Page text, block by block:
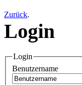
Zurück.
Login
Login
Benutzername